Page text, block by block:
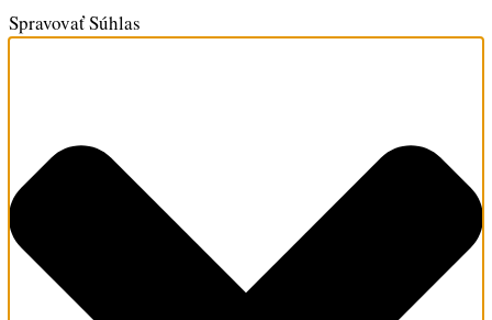
Spravovať Súhlas